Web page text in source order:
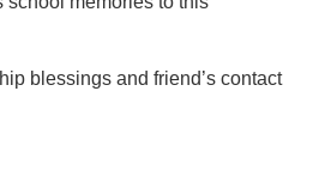
blessings and friend’s contact